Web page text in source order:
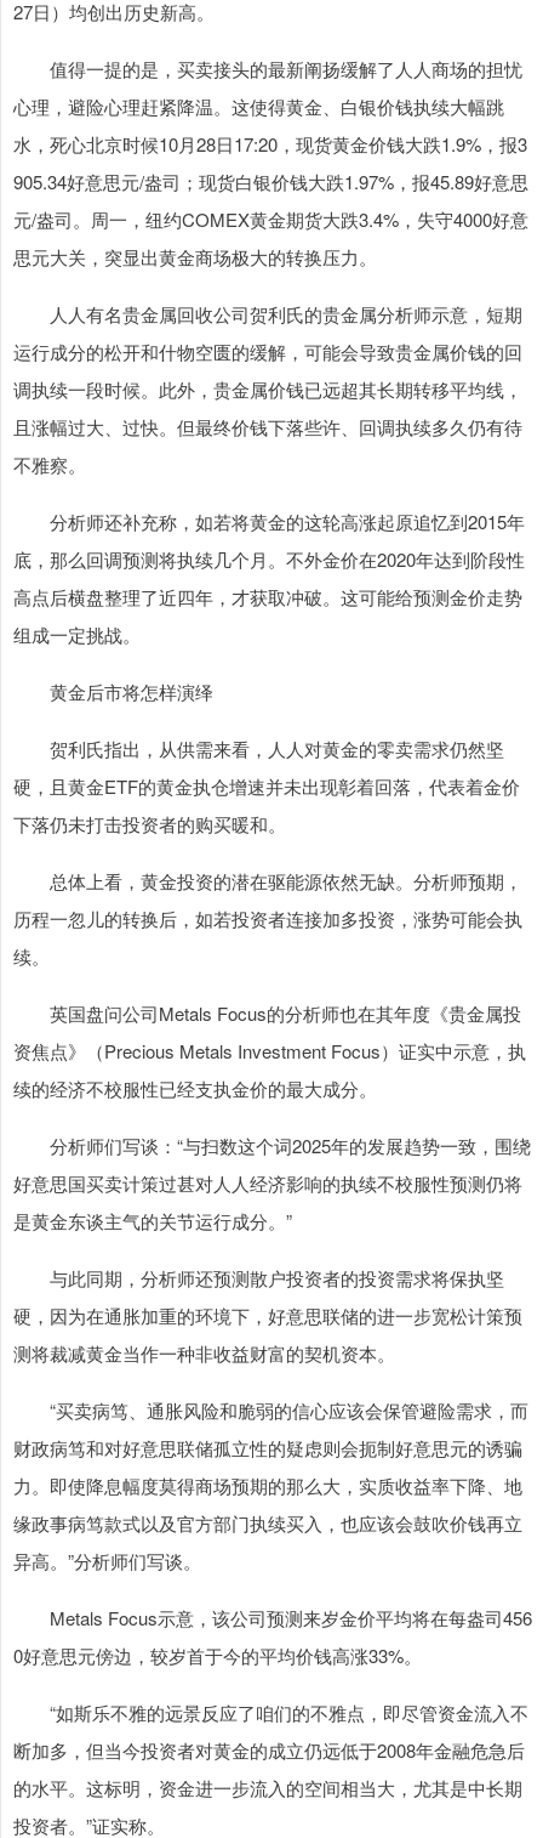
27日）均创出历史新高。
值得一提的是，买卖接头的最新阐扬缓解了人人商场的担忧
心理，避险心理赶紧降温。这使得黄金、白银价钱执续大幅跳
水，死心北京时候10月28日17:20，现货黄金价钱大跌1.9%，报3
905.34好意思元/盎司；现货白银价钱大跌1.97%，报45.89好意思
元/盎司。周一，纽约COMEX黄金期货大跌3.4%，失守4000好意
思元大关，突显出黄金商场极大的转换压力。
人人有名贵金属回收公司贺利氏的贵金属分析师示意，短期
运行成分的松开和什物空匮的缓解，可能会导致贵金属价钱的回
调执续一段时候。此外，贵金属价钱已远超其长期转移平均线，
且涨幅过大、过快。但最终价钱下落些许、回调执续多久仍有待
不雅察。
分析师还补充称，如若将黄金的这轮高涨起原追忆到2015年
底，那么回调预测将执续几个月。不外金价在2020年达到阶段性
高点后横盘整理了近四年，才获取冲破。这可能给预测金价走势
组成一定挑战。
黄金后市将怎样演绎
贺利氏指出，从供需来看，人人对黄金的零卖需求仍然坚
硬，且黄金ETF的黄金执仓增速并未出现彰着回落，代表着金价
下落仍未打击投资者的购买暖和。
总体上看，黄金投资的潜在驱能源依然无缺。分析师预期，
历程一忽儿的转换后，如若投资者连接加多投资，涨势可能会执
续。
英国盘问公司Metals Focus的分析师也在其年度《贵金属投
资焦点》（Precious Metals Investment Focus）证实中示意，执
续的经济不校服性已经支执金价的最大成分。
分析师们写谈：“与扫数这个词2025年的发展趋势一致，围绕
好意思国买卖计策过甚对人人经济影响的执续不校服性预测仍将
是黄金东谈主气的关节运行成分。”
与此同期，分析师还预测散户投资者的投资需求将保执坚
硬，因为在通胀加重的环境下，好意思联储的进一步宽松计策预
测将裁减黄金当作一种非收益财富的契机资本。
“买卖病笃、通胀风险和脆弱的信心应该会保管避险需求，而
财政病笃和对好意思联储孤立性的疑虑则会扼制好意思元的诱骗
力。即使降息幅度莫得商场预期的那么大，实质收益率下降、地
缘政事病笃款式以及官方部门执续买入，也应该会鼓吹价钱再立
异高。”分析师们写谈。
Metals Focus示意，该公司预测来岁金价平均将在每盎司456
0好意思元傍边，较岁首于今的平均价钱高涨33%。
“如斯乐不雅的远景反应了咱们的不雅点，即尽管资金流入不
断加多，但当今投资者对黄金的成立仍远低于2008年金融危急后
的水平。这标明，资金进一步流入的空间相当大，尤其是中长期
投资者。”证实称。